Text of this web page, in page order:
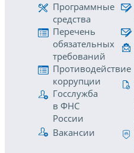
Программные
средства
Перечень
обязательных
требований
Противодействие
коррупции
Госслужба
в ФНС
России
Вакансии